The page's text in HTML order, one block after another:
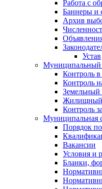
Работа с
Баннеры и
Архив
Устав
Муниципальный
Контроль в
Контроль
Земельный
Жилищный
Контроль
Муниципальная
Порядок
Вакансии
Условия и
Бланки,